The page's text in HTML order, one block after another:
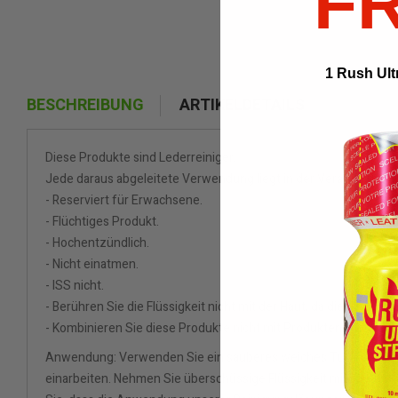
BESCHREIBUNG ARTIKELDETAILS
Diese Produkte sind Lederreiniger.
Jede daraus abgeleitete Verwendung liegt in der
- Reserviert für Erwachsene.
- Flüchtiges Produkt.
- Hochentzündlich.
- Nicht einatmen.
- ISS nicht.
- Berühren Sie die Flüssigkeit nicht mit der Haut, da dies zu
- Kombinieren Sie diese Produkte nicht mit Produkten wie
Anwendung: Verwenden Sie ein sauberes weiches Tuch oder
einarbeiten. Nehmen Sie überschüssige Flüssigkeit mit einem
1 Rush